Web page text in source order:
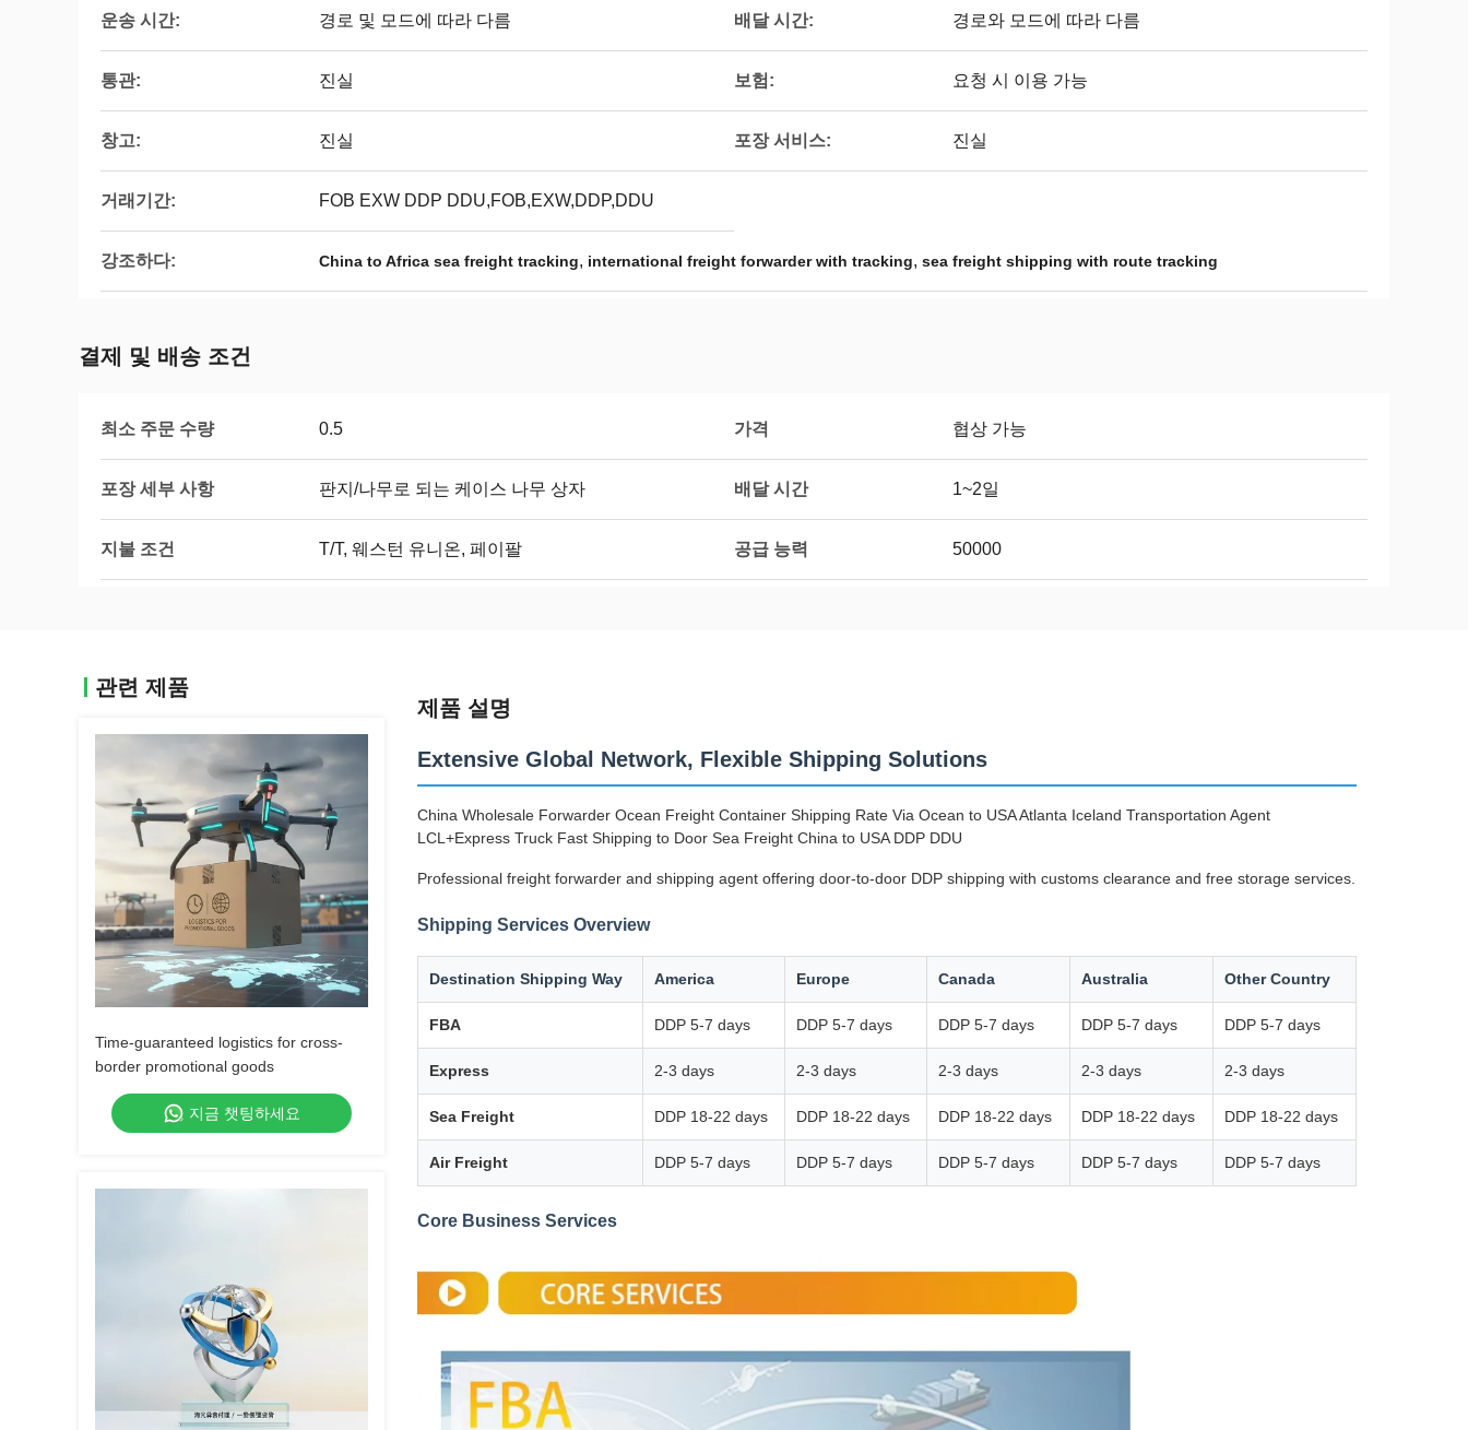
운송 시간: 경로 및 모드에 따라 다름 배달 시간: 경로와 모드에 따라 다름
통관: 진실 보험: 요청 시 이용 가능
창고: 진실 포장 서비스: 진실
거래기간: FOB EXW DDP DDU,FOB,EXW,DDP,DDU
강조하다: China to Africa sea freight tracking, international freight forwarder with tracking, sea freight shipping with route tracking
결제 및 배송 조건
최소 주문 수량 0.5 가격 협상 가능
포장 세부 사항 판지/나무로 되는 케이스 나무 상자 배달 시간 1~2일
지불 조건 T/T, 웨스턴 유니온, 페이팔 공급 능력 50000
관련 제품
Time-guaranteed logistics for cross-
border promotional goods
지금 챗팅하세요
제품 설명
Extensive Global Network, Flexible Shipping Solutions
China Wholesale Forwarder Ocean Freight Container Shipping Rate Via Ocean to USA Atlanta Iceland Transportation Agent
LCL+Express Truck Fast Shipping to Door Sea Freight China to USA DDP DDU
Professional freight forwarder and shipping agent offering door-to-door DDP shipping with customs clearance and free storage services.
Shipping Services Overview
Destination Shipping Way America Europe Canada Australia Other Country
FBA DDP 5-7 days DDP 5-7 days DDP 5-7 days DDP 5-7 days DDP 5-7 days
Express 2-3 days 2-3 days 2-3 days 2-3 days 2-3 days
Sea Freight DDP 18-22 days DDP 18-22 days DDP 18-22 days DDP 18-22 days DDP 18-22 days
Air Freight DDP 5-7 days DDP 5-7 days DDP 5-7 days DDP 5-7 days DDP 5-7 days
Core Business Services